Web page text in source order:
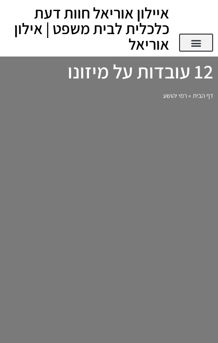
איילון אוריאל חוות דעת
כלכלית לבית משפט | אילון
אוריאל
12 עובדות על מיזונו
דף הבית »רמי יהושע